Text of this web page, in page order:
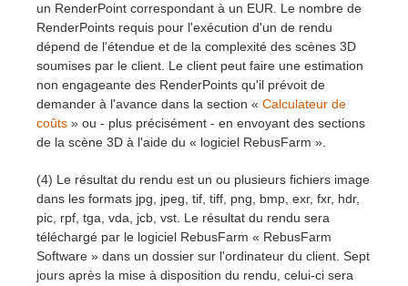
un RenderPoint correspondant à un EUR. Le nombre de
RenderPoints requis pour l'exécution d'un de rendu
dépend de l'étendue et de la complexité des scènes 3D
soumises par le client. Le client peut faire une estimation
non engageante des RenderPoints qu'il prévoit de
demander à l'avance dans la section « Calculateur de
coûts » ou - plus précisément - en envoyant des sections
de la scène 3D à l'aide du « logiciel RebusFarm ».
(4) Le résultat du rendu est un ou plusieurs fichiers image
dans les formats jpg, jpeg, tif, tiff, png, bmp, exr, fxr, hdr,
pic, rpf, tga, vda, jcb, vst. Le résultat du rendu sera
téléchargé par le logiciel RebusFarm « RebusFarm
Software » dans un dossier sur l'ordinateur du client. Sept
jours après la mise à disposition du rendu, celui-ci sera